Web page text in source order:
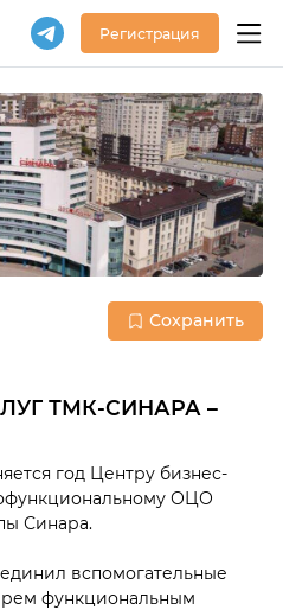
Регистрация
Сохранить
ТМК-СИНАРА –
год Центру бизнес-
ОЦО
Синара.
вспомогательные
функциональным